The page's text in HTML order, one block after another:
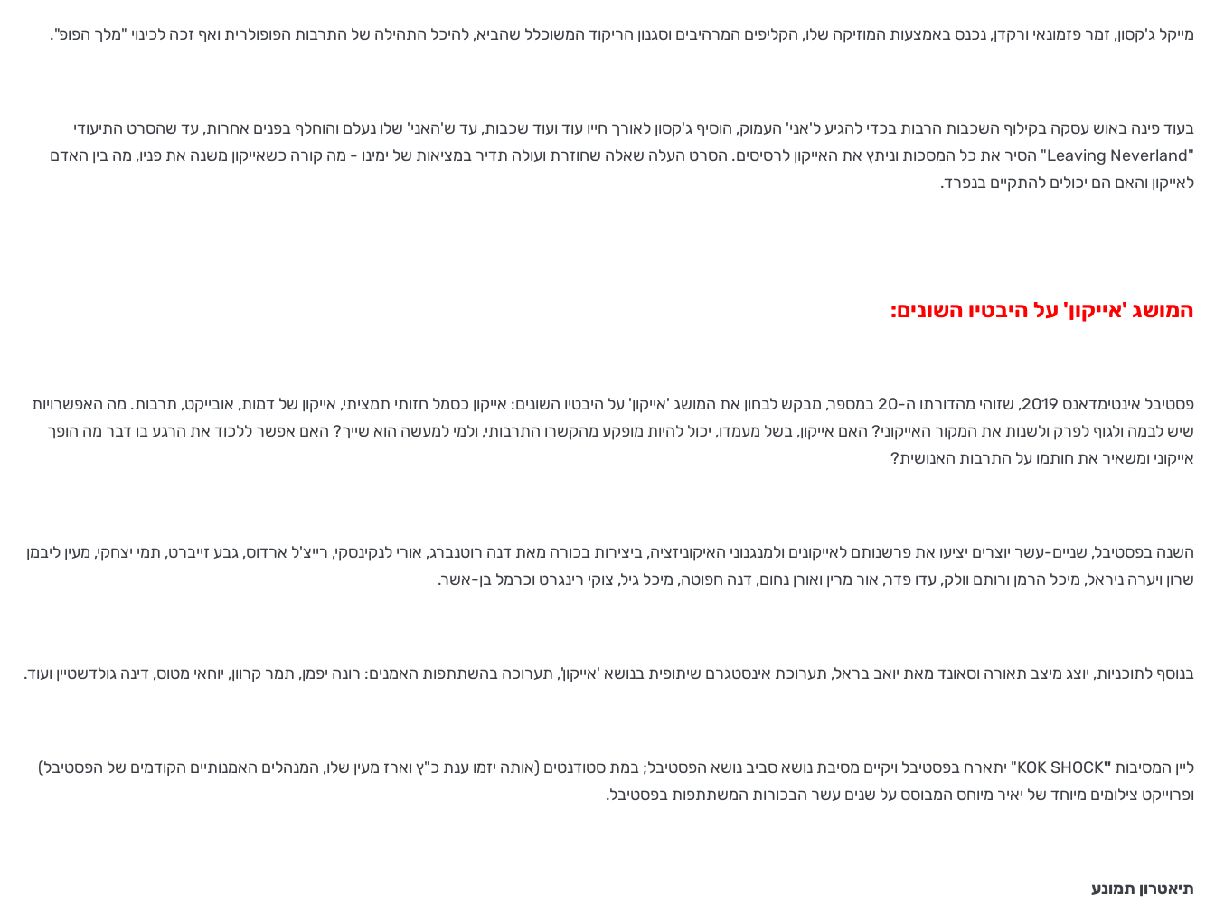
מייקל ג'קסון, זמר פזמונאי ורקדן, נכנס באמצעות המוזיקה שלו, הקליפים המרהיבים וסגנון הריקוד המשוכלל שהביא, להיכל התהילה של התרבות הפופולרית ואף זכה לכינוי "מלך הפופ".
בעוד פינה באוש עסקה בקילוף השכבות הרבות בכדי להגיע ל'אני' העמוק, הוסיף ג'קסון לאורך חייו עוד ועוד שכבות, עד ש'האני' שלו נעלם והוחלף בפנים אחרות, עד שהסרט התיעודי
"Leaving Neverland" הסיר את כל המסכות וניתץ את האייקון לרסיסים. הסרט העלה שאלה שחוזרת ועולה תדיר במציאות של ימינו - מה קורה כשאייקון משנה את פניו, מה בין האדם
לאייקון והאם הם יכולים להתקיים בנפרד.
המושג 'אייקון' על היבטיו השונים:
פסטיבל אינטימדאנס 2019, שזוהי מהדורתו ה-20 במספר, מבקש לבחון את המושג 'אייקון' על היבטיו השונים: אייקון כסמל חזותי תמציתי, אייקון של דמות, אובייקט, תרבות. מה האפשרויות
שיש לבמה ולגוף לפרק ולשנות את המקור האייקוני? האם אייקון, בשל מעמדו, יכול להיות מופקע מהקשרו התרבותי, ולמי למעשה הוא שייך? האם אפשר ללכוד את הרגע בו דבר מה הופך
אייקוני ומשאיר את חותמו על התרבות האנושית?
השנה בפסטיבל, שניים-עשר יוצרים יציעו את פרשנותם לאייקונים ולמנגנוני האיקוניזציה, ביצירות בכורה מאת דנה רוטנברג, אורי לנקינסקי, רייצ'ל ארדוס, גבע זייברט, תמי יצחקי, מעין ליבמן
שרון ויערה ניראל, מיכל הרמן ורותם וולק, עדו פדר, אור מרין ואורן נחום, דנה חפוטה, מיכל גיל, צוקי רינגרט וכרמל בן-אשר.
בנוסף לתוכניות, יוצג מיצב תאורה וסאונד מאת יואב בראל, תערוכת אינסטגרם שיתופית בנושא 'אייקון', תערוכה בהשתתפות האמנים: רונה יפמן, תמר קרוון, יוחאי מטוס, דינה גולדשטיין ועוד.
ליין המסיבות "
KOK SHOCK" יתארח בפסטיבל ויקיים מסיבת נושא סביב נושא הפסטיבל; במת סטודנטים (אותה יזמו ענת כ"ץ וארז מעין שלו, המנהלים האמנותיים הקודמים של הפסטיבל)
ופרוייקט צילומים מיוחד של יאיר מיוחס המבוסס על שנים עשר הבכורות המשתתפות בפסטיבל.
תיאטרון תמונע